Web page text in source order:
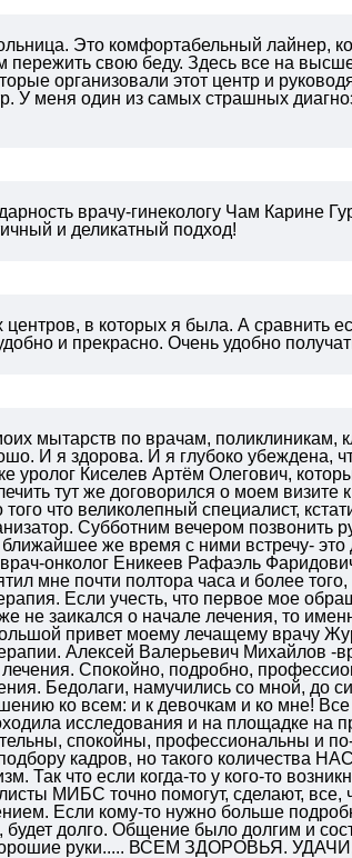
Это комфортабельный лайнер,
пережить свою беду. Здесь все на
организовали этот центр и
У меня один из самых страшных
врачу-гинекологу Чам Карине
и деликатный подход!
в которых я была. А сравнить
и прекрасно. Очень удобно
мытарств по врачам, поликлиникам,
И я здорова. И я глубоко убеждена,
уролог Киселев Артём Олегович,
тут же договорился о моем
что великолепный специалист,
Субботним вечером позвонить
ближайшее же время с ними встречу-
онколог Еникеев Рафаэль
мне почти полтора часа и более
Если учесть, что первое мое
не заикался о начале лечения, то
привет моему лечащему врачу
Алексей Валерьевич Михайлов -
лечения. Спокойно, подробно,
Бедолаги, намучились со мной, до
ко всем: и к девочкам и ко мне!
исследования и на площадке на
спокойны, профессиональны и
кадров, но такого
Так что если когда-то у кого-то
МИБС точно помогут, сделают,
Если кому-то нужно больше
будет долго. Общение было долгим и
руки..... ВСЕМ ЗДОРОВЬЯ.